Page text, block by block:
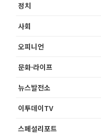
정치
사회
오피니언
문화·라이프
뉴스발전소
이투데이TV
스페셜리포트